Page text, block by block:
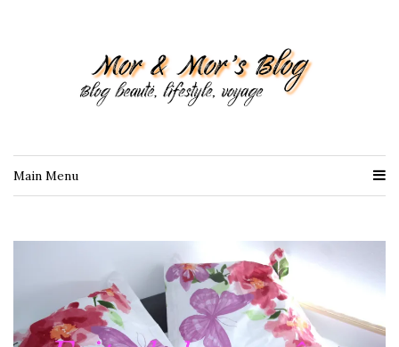
Main Menu